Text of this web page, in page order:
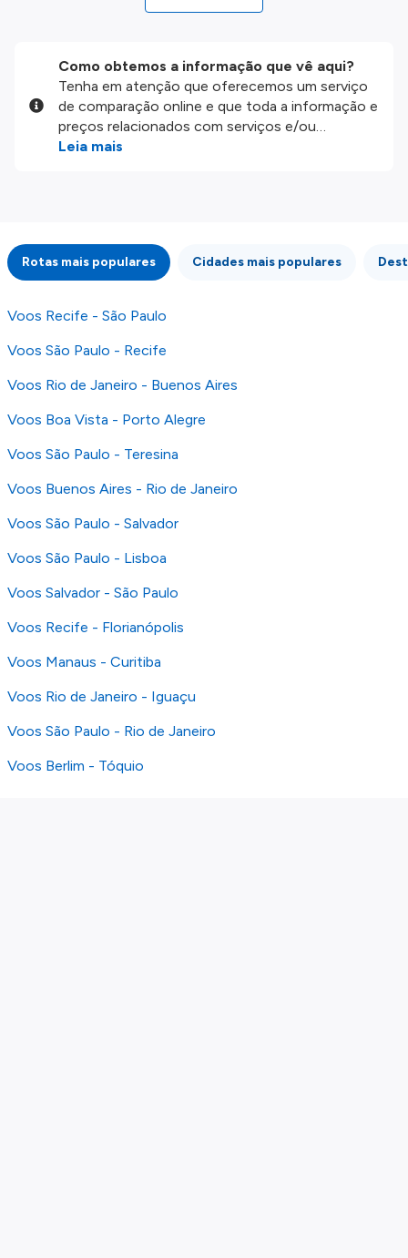
Como obtemos a informação que vê aqui?
Tenha em atenção que oferecemos um serviço
de comparação online e que toda a informação e
preços relacionados com serviços e/ou
produtos disponíveis no nosso website são
integridade ou pela precisão da informação
publicada, por isso verifique com atenção todas
as condições no website do parceiro antes de
os nossos Termos e Condições
Leia mais
Rotas mais populares Cidades mais populares
Voos Recife - São Paulo
Voos São Paulo - Recife
Voos Rio de Janeiro - Buenos Aires
Voos Boa Vista - Porto Alegre
Voos São Paulo - Teresina
Voos Buenos Aires - Rio de Janeiro
Voos São Paulo - Salvador
Voos São Paulo - Lisboa
Voos Salvador - São Paulo
Voos Recife - Florianópolis
Voos Manaus - Curitiba
Voos Rio de Janeiro - Iguaçu
Voos São Paulo - Rio de Janeiro
Voos Berlim - Tóquio